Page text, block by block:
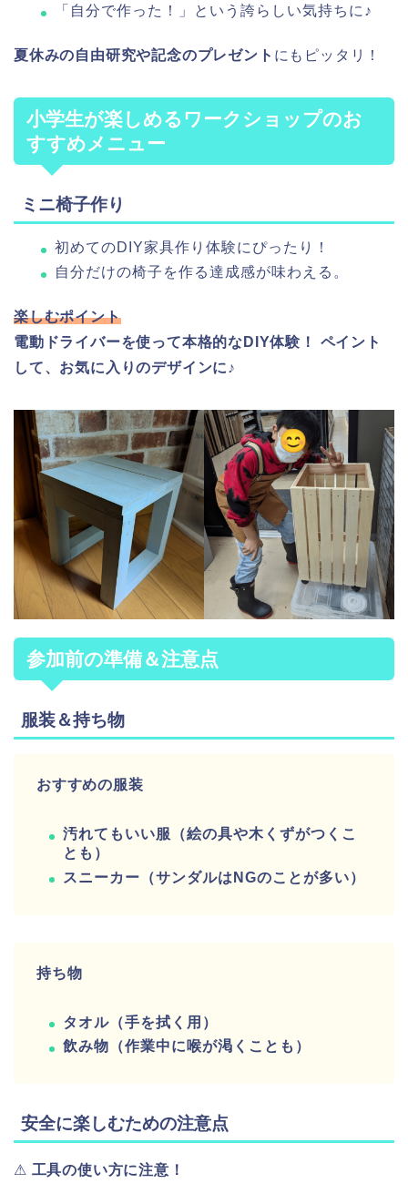
「自分で作った！」という誇らしい気持ちに♪
夏休みの自由研究や記念のプレゼント にもピッタリ！
小学生が楽しめるワークショップのお
すすめメニュー
ミニ椅子作り
初めてのDIY家具作り体験にぴったり！
自分だけの椅子を作る達成感が味わえる。
楽しむポイント
電動ドライバーを使って本格的なDIY体験！
ペイント
して、お気に入りのデザインに♪
参加前の準備＆注意点
服装＆持ち物
おすすめの服装
汚れてもいい服（絵の具や木くずがつくこ
とも）
スニーカー（サンダルはNGのことが多い）
持ち物
タオル（手を拭く用）
飲み物（作業中に喉が渇くことも）
安全に楽しむための注意点
⚠ 工具の使い方に注意！